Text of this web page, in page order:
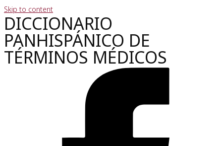
Skip to content
DICCIONARIO
PANHISPÁNICO DE
TÉRMINOS MÉDICOS